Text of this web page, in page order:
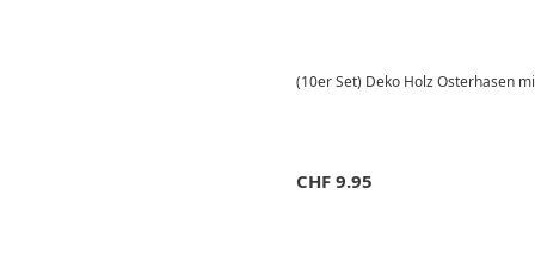
(10er Set) Deko Holz Osterhasen
CHF 9.95